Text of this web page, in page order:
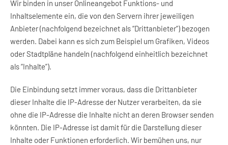
Wir binden in unser Onlineangebot Funktions- und
Inhaltselemente ein, die von den Servern ihrer jeweiligen
Anbieter (nachfolgend bezeichnet als “Drittanbieter”) bezogen
werden. Dabei kann es sich zum Beispiel um Grafiken, Videos
oder Stadtpläne handeln (nachfolgend einheitlich bezeichnet
als “Inhalte”).
Die Einbindung setzt immer voraus, dass die Drittanbieter
dieser Inhalte die IP-Adresse der Nutzer verarbeiten, da sie
ohne die IP-Adresse die Inhalte nicht an deren Browser senden
könnten. Die IP-Adresse ist damit für die Darstellung dieser
Inhalte oder Funktionen erforderlich. Wir bemühen uns, nur